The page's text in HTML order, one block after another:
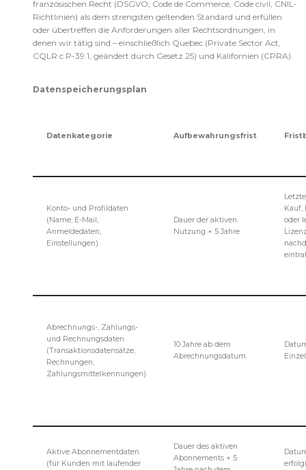
französischen Recht (DSGVO, Code de Commerce, Code civil, CNIL-
Richtlinien) als dem strengsten geltenden Standard und erfüllen
oder übertreffen die Anforderungen aller Rechtsordnungen, in
denen wir tätig sind – einschließlich Quebec (Private Sector Act,
CQLR c P-39.1, geändert durch Gesetz 25) und Kalifornien (CPRA).
Datenspeicherungsplan
Datenkategorie Aufbewahrungsfrist
Konto- und Profildaten
(Name, E-Mail,
Anmeldedaten,
Einstellungen)
Dauer der aktiven
Nutzung + 5 Jahre
Kauf,
oder
Abrechnungs-, Zahlungs-
und Rechnungsdaten
(Transaktionsdatensätze,
Rechnungen,
Zahlungsmittelkennungen)
10 Jahre ab dem
Abrechnungsdatum
Aktive Abonnementdaten
(für Kunden mit laufender
Dauer des aktiven
Abonnements + 5